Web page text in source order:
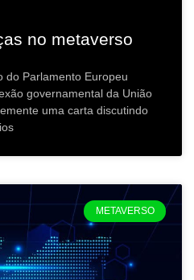
no metaverso
do Parlamento Europeu
governamental da União
uma carta discutindo
METAVERSO